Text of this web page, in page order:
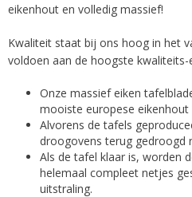
eikenhout en volledig massief!
Kwaliteit staat bij ons hoog in het
voldoen aan de hoogste kwaliteits-
Onze massief eiken
mooiste europese eikenhout
Alvorens de tafels
droogovens terug gedroogd
Als de tafel klaar is, worden
helemaal compleet netjes
uitstraling.